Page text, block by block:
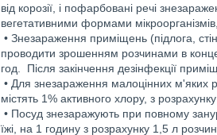
від корозії, і пофарбовані речі
вегетативними формами
• Знезараження приміщень (підлога,
проводити зрошенням розчинами в
год. Після закінчення дезінфекції
• Для знезараження малоцінних м'яких
містять 1% активного хлору, з
• Посуд знезаражують при повному
їжі, на 1 годину з розрахунку 1,5 л